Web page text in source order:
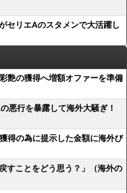
セリエAのスタメンで大活躍し
艶の獲得へ増額オファーを準備
悪行を暴露して海外大騒ぎ！
得の為に提示した金額に海外び
すことをどう思う？」（海外の